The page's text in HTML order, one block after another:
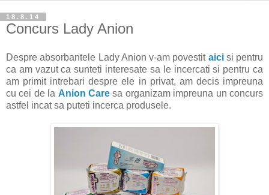
18.8.14
Concurs Lady Anion
Despre absorbantele Lady Anion v-am povestit aicisi pentru
ca am vazut ca sunteti interesate sa le incercati si pentru ca
am primit intrebari despre ele in privat, am decis impreuna
cu cei de la Anion Care sa organizam impreuna un concurs
astfel incat sa puteti incerca produsele.